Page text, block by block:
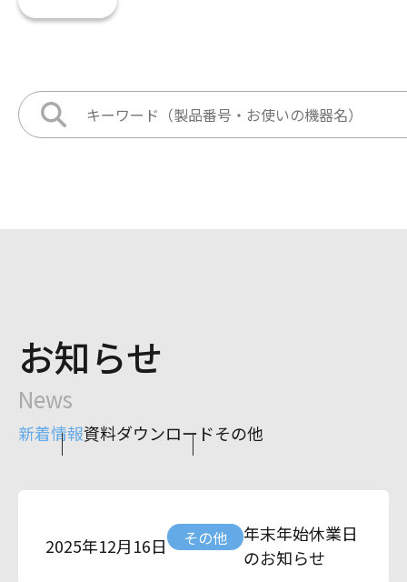
お知らせ
News
新着情報資料ダウンロードその他
2025年12月16日 その他
年末年始休業日
のお知らせ